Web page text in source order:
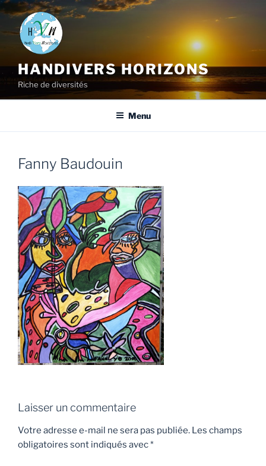
HANDIVERS HORIZONS
Riche de diversités
Menu
Fanny Baudouin
Laisser un commentaire
Votre adresse e-mail ne sera pas publiée. Les champs
obligatoires sont indiqués avec*